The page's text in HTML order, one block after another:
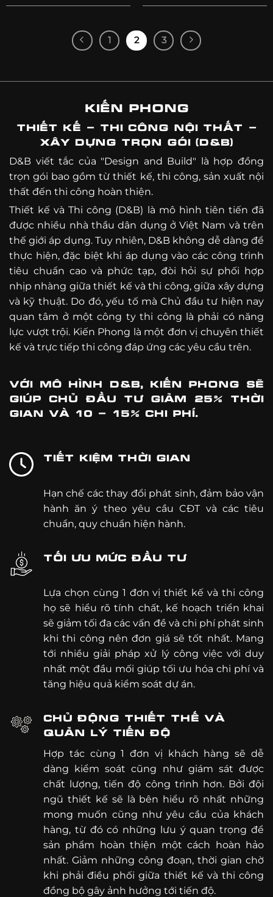
không đơn thuần cần một
công trình đẹp hay tình cảm, mà
còn cần một công ty có đủ khả
năng thực thi biến công trình
mang đến khách hàng cảm giác
1 2 3
KIẾN PHONG
THIẾT KẾ - THI CÔNG NỘI THẤT -
XÂY DỰNG TRỌN GÓI (D&B)
D&B viết tắc của "Design and Build" là hợp đồng
trọn gói bao gồm từ thiết kế, thi công, sản xuất nội
thất đến thi công hoàn thiện.
Thiết kế và Thi công (D&B) là mô hình tiên tiến đã
được nhiều nhà thầu dân dụng ở Việt Nam và trên
thế giới áp dụng. Tuy nhiên, D&B không dễ dàng để
thực hiện, đặc biệt khi áp dụng vào các công trình
tiêu chuẩn cao và phức tạp, đòi hỏi sự phối hợp
nhịp nhàng giữa thiết kế và thi công, giữa xây dựng
và kỹ thuật. Do đó, yếu tố mà Chủ đầu tư hiện nay
quan tâm ở một công ty thi công là phải có năng
lực vượt trội. Kiến Phong là một đơn vị chuyên thiết
kế và trực tiếp thi công đáp ứng các yêu cầu trên.
VỚI MÔ HÌNH D&B, KIẾN PHONG SẼ
GIÚP CHỦ ĐẦU TƯ GIẢM 25% THỜI
GIAN VÀ 10 - 15% CHI PHÍ.
TIẾT KIỆM THỜI GIAN
Hạn chế các thay đổi phát sinh, đảm bảo vận
hành ăn ý theo yêu cầu CĐT và các tiêu
chuẩn, quy chuẩn hiện hành.
TỐI ƯU MỨC ĐẦU TƯ
Lựa chọn cùng 1 đơn vị thiết kế và thi công
họ sẽ hiểu rõ tính chất, kế hoạch triển khai
sẽ giảm tối đa các vấn đề và chi phí phát sinh
khi thi công nên đơn giá sẽ tốt nhất. Mang
tới nhiều giải pháp xử lý công việc với duy
nhất một đầu mối giúp tối ưu hóa chi phí và
tăng hiệu quả kiểm soát dự án.
CHỦ ĐỘNG THIẾT THẾ VÀ
QUẢN LÝ TIẾN ĐỘ
Hợp tác cùng 1 đơn vị khách hàng sẽ dễ
dàng kiểm soát cũng như giám sát được
chất lượng, tiến độ công trình hơn. Bởi đội
ngũ thiết kế sẽ là bên hiểu rõ nhất những
mong muốn cũng như yêu cầu của khách
hàng, từ đó có những lưu ý quan trọng để
sản phẩm hoàn thiện một cách hoàn hảo
nhất. Giảm những công đoạn, thời gian chờ
khi phải điều phối giữa thiết kế và thi công
đồng bộ gây ảnh hưởng tới tiến độ.